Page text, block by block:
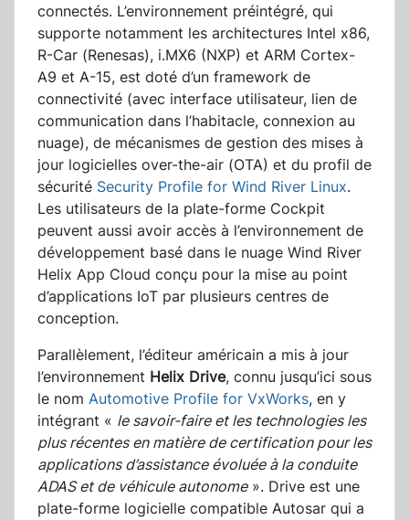
connectés. L’environnement préintégré, qui
supporte notamment les architectures Intel x86,
R-Car (Renesas), i.MX6 (NXP) et ARM Cortex-
A9 et A-15, est doté d’un framework de
connectivité (avec interface utilisateur, lien de
communication dans l’habitacle, connexion au
nuage), de mécanismes de gestion des mises à
jour logicielles over-the-air (OTA) et du profil de
sécurité Security Profile for Wind River Linux.
Les utilisateurs de la plate-forme Cockpit
peuvent aussi avoir accès à l’environnement de
développement basé dans le nuage Wind River
Helix App Cloud conçu pour la mise au point
d’applications IoT par plusieurs centres de
conception.
Parallèlement, l’éditeur américain a mis à jour
l’environnement Helix Drive, connu jusqu’ici sous
le nom Automotive Profile for VxWorks, en y
intégrant « le savoir-faire et les technologies les
plus récentes en matière de certification pour les
applications d’assistance évoluée à la conduite
ADAS et de véhicule autonome». Drive est une
plate-forme logicielle compatible Autosar qui a